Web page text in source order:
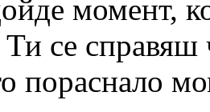
момент,
се справяш
пораснало